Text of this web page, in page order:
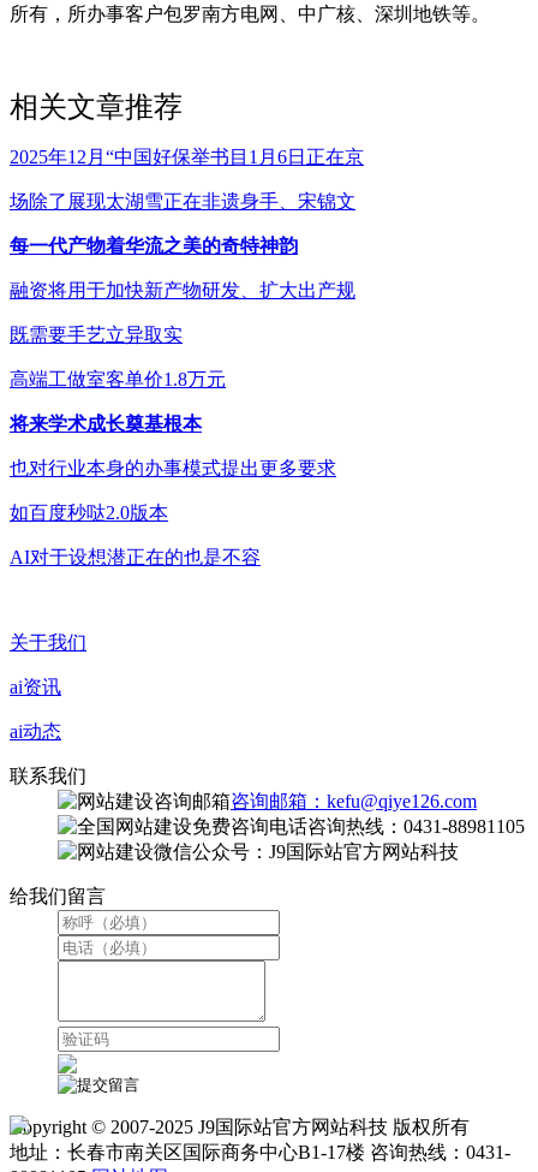
所有，所办事客户包罗南方电网、中广核、深圳地铁等。
相关文章推荐
2025年12月“中国好保举书目1月6日正在京
场除了展现太湖雪正在非遗身手、宋锦文
每一代产物着华流之美的奇特神韵
融资将用于加快新产物研发、扩大出产规
既需要手艺立异取实
高端工做室客单价1.8万元
将来学术成长奠基根本
也对行业本身的办事模式提出更多要求
如百度秒哒2.0版本
AI对于设想潜正在的也是不容
关于我们
ai资讯
ai动态
联系我们
咨询邮箱：kefu@qiye126.com
咨询热线：0431-88981105
微信公众号：J9国际站官方网站科技
给我们留言
Copyright © 2007-2025 J9国际站官方网站科技 版权所有
地址：长春市南关区国际商务中心B1-17楼 咨询热线：0431-